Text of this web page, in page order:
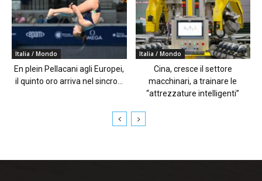
Italia / Mondo
En plein Pellacani agli Europei,
il quinto oro arriva nel sincro...
Italia / Mondo
Cina, cresce il settore
macchinari, a trainare le
“attrezzature intelligenti”